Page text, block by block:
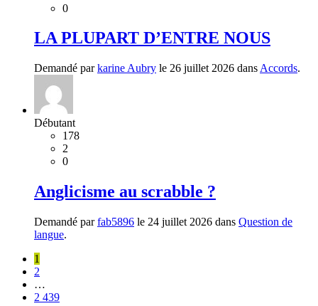
0
LA PLUPART D’ENTRE NOUS
Demandé parkarine Aubry le 26 juillet 2026 dans Accords.
Débutant
178
2
0
Anglicisme au scrabble ?
Demandé parfab5896 le 24 juillet 2026 dans Question de
langue.
1
2
…
2 439